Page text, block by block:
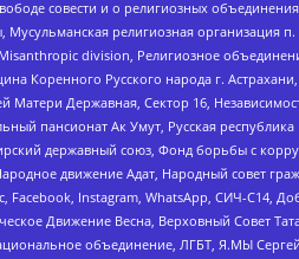
совести и о религиозных
религиозная организация
division, Религиозное
Коренного Русского народа г.
Матери Державная, Сектор 16,
пансионат Ак Умут, Русская
державный союз, Фонд борьбы с
движение Адат, Народный совет
Facebook, Instagram, WhatsApp, СИЧ-С14,
Движение Весна, Верховный Совет
объединение, ЛГБТ, Я.МЫ